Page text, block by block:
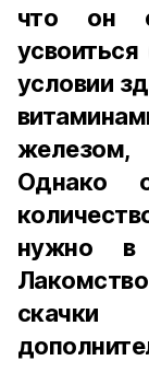
что он
условии
Однако
нужно в